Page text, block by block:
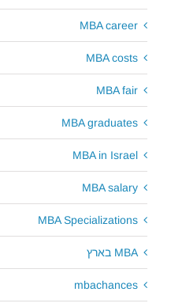
MBA career
MBA costs
MBA fair
MBA graduates
MBA in Israel
MBA salary
MBA Specializations
MBA בארץ
mbachances